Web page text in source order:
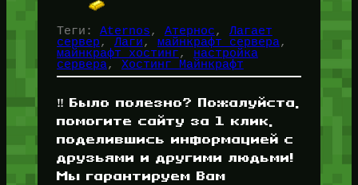
Теги: Aternos, Атернос, Лагает
сервер, Лаги, майнкрафт сервера
майнкрафт хостинг, настройка
сервера, Хостинг Майнкрафт
‼️ Было полезно? Пожалуйста,
помогите сайту за 1 клик,
поделившись информацией с
друзьями и другими людьми!
Мы гарантируем Вам